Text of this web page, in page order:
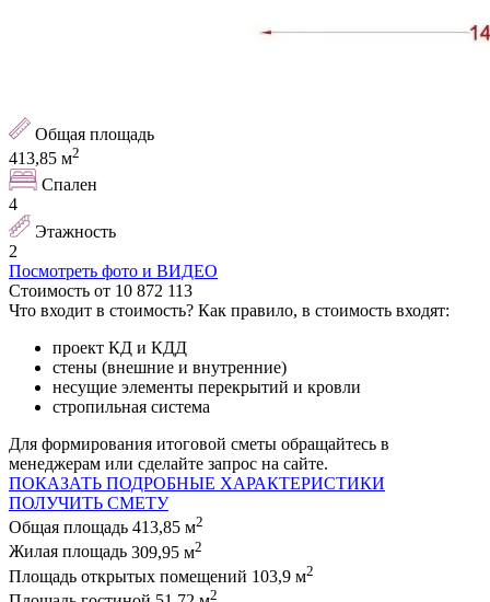
Общая площадь
413,85 м2
Спален
4
Этажность
2
Посмотреть фото и ВИДЕО
Стоимость от 10 872 113
Что входит в стоимость? Как правило, в стоимость входят:
проект КД и КДД
стены (внешние и внутренние)
несущие элементы перекрытий и кровли
стропильная система
Для формирования итоговой сметы обращайтесь в
менеджерам или сделайте запрос на сайте.
ПОКАЗАТЬ ПОДРОБНЫЕ ХАРАКТЕРИСТИКИ
ПОЛУЧИТЬ СМЕТУ
Общая площадь 413,85 м2
Жилая площадь 309,95 м2
Площадь открытых помещений 103,9 м2
2